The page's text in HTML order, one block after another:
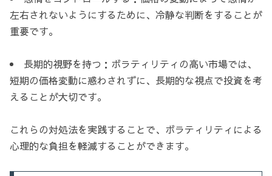
左右されないようにするために、冷静な判断をすることが
重要です。
長期的視野を持つ：ボラティリティの高い市場では、
短期の価格変動に惑わされずに、長期的な視点で投資を考
えることが大切です。
これらの対処法を実践することで、ボラティリティによる
心理的な負担を軽減することができます。